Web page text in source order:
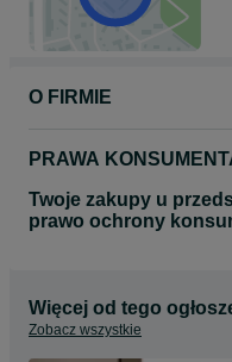
- telefonicznie.
Przy składaniu
- adres do wysyłki;
- adres e-mail do
wyślę dane do przelewu.
O FIRMIE
PRAWA
Twoje zakupy u
prawo ochrony
Więcej od tego
Zobacz wszystkie